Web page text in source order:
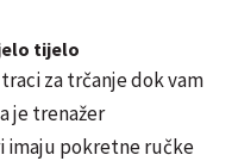
tijelo
za trčanje dok vam
je trenažer
imaju pokretne ručke